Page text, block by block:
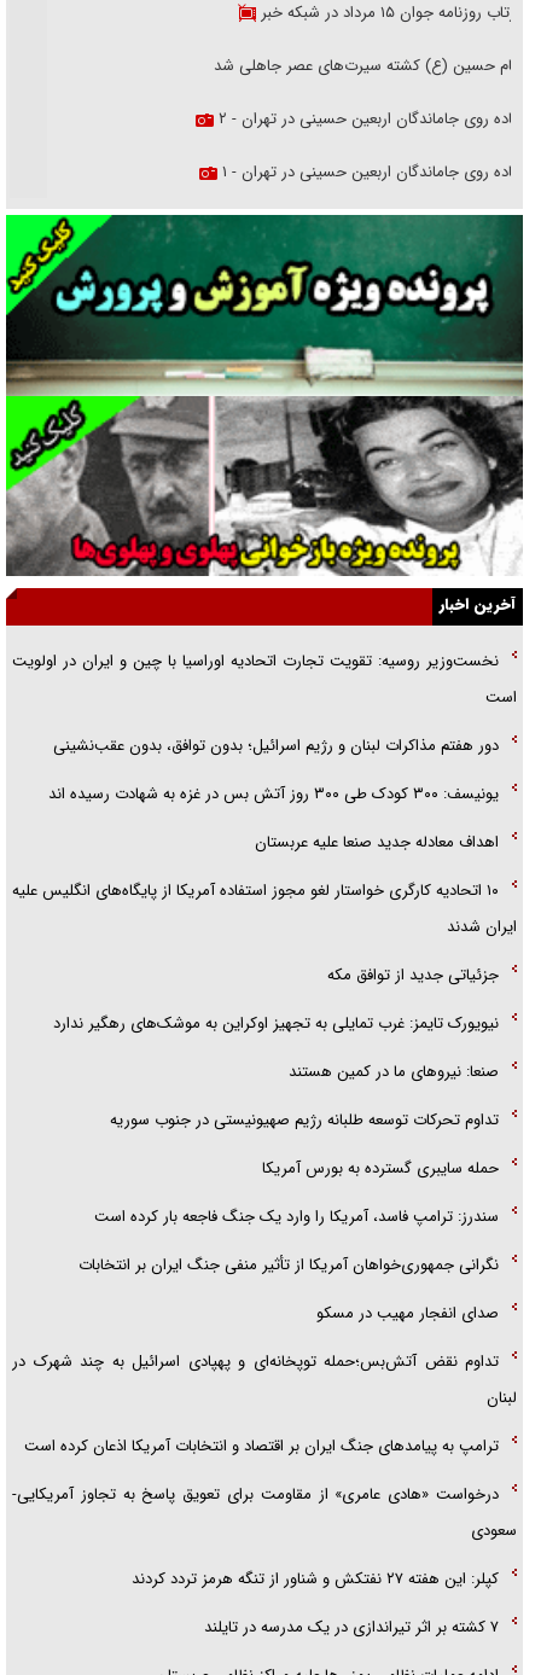
بازتاب روزنامه جوان ۱۵ مرداد در شبکه خبر
امام حسین (ع) کشته سیرت‌های عصر جاهلی شد
پیاده روی جاماندگان اربعین حسینی در تهران - ۲
پیاده روی جاماندگان اربعین حسینی در تهران - ۱
فریاد‌ها و ناله‌های دوستان مبارزدلم را آتش می‌زد
تغییر رویه دشمن در ترور از شیخ فضل‌الله تا مصباح یزدی
خرید قسطی اولش خنده و آخرش گریه است!
فوتبال و آن «بالا»!
راهبرد غافلگیری با نسل جدید پهپاد‌ها
جنجال پزشکان تقلبی در صنعت زیبایی
یهودی‌ها در ادبیات داستانی اروپا؛ از شکسپیر تا دیکنز
گفت‌وگو با خواهر یکی از شهدای جنگ رمضان/ خواهرم فرمانده جهادی و
اهل خدمت بی‌منت بود
جزئیات شکنجه‌هایم فراتر از آن است که در بیان بگنجد!
گزارش «جوان» از قوانین سخت‌گیرانه ۶ قاره در برابر یورش به پاسگاه‌های
آخرین اخبار
نخست‌وزیر روسیه:‌ تقویت تجارت اتحادیه اوراسیا با چین و ایران در اولویت
است
دور هفتم مذاکرات لبنان و رژیم اسرائیل؛ بدون توافق، بدون عقب‌نشینی
یونیسف: ۳۰۰ کودک طی ۳۰۰ روز آتش بس در غزه به شهادت رسیده اند
اهداف معادله جدید صنعا علیه عربستان
۱۰ اتحادیه کارگری خواستار لغو مجوز استفاده آمریکا از پایگاه‌های انگلیس علیه
ایران شدند
جزئیاتی جدید از توافق مکه
نیویورک تایمز: غرب تمایلی به تجهیز اوکراین به موشک‌های رهگیر ندارد
صنعا: نیروهای ما در کمین‌ هستند
تداوم تحرکات توسعه طلبانه رژیم صهیونیستی در جنوب سوریه
حمله سایبری گسترده به بورس آمریکا
سندرز: ترامپ فاسد، آمریکا را وارد یک جنگ فاجعه بار کرده است
نگرانی جمهوری‌خواهان آمریکا از تأثیر منفی جنگ ایران بر انتخابات
صدای انفجار مهیب در مسکو
تداوم نقض آتش‌بس؛حمله توپخانه‌ای و پهپادی اسرائیل به چند شهرک در
لبنان
ترامپ به پیامدهای جنگ ایران بر اقتصاد و انتخابات آمریکا اذعان کرده است
درخواست «هادی عامری» از مقاومت برای تعویق پاسخ به تجاوز آمریکایی-
سعودی
کپلر: این هفته ۲۷ نفتکش و شناور از تنگه هرمز تردد کردند
۷ کشته بر اثر تیراندازی در یک مدرسه در تایلند